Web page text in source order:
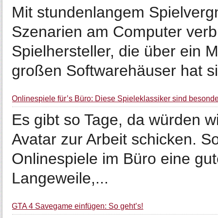
Mit stundenlangem
Szenarien am Computer
Spielhersteller, die über ein
großen Softwarehäuser hat
Onlinespiele für’s Büro: Diese Spieleklassiker sind
Es gibt so Tage, da würden
Avatar zur Arbeit schicken.
Onlinespiele im Büro eine
Langeweile,...
GTA 4 Savegame einfügen: So geht’s!